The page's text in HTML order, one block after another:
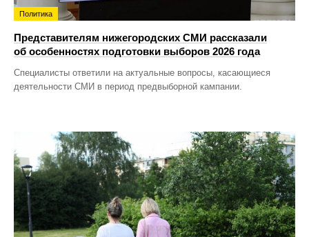
Политика
Представителям нижегородских СМИ рассказали
об особенностях подготовки выборов 2026 года
Специалисты ответили на актуальные вопросы, касающиеся
деятельности СМИ в период предвыборной кампании.